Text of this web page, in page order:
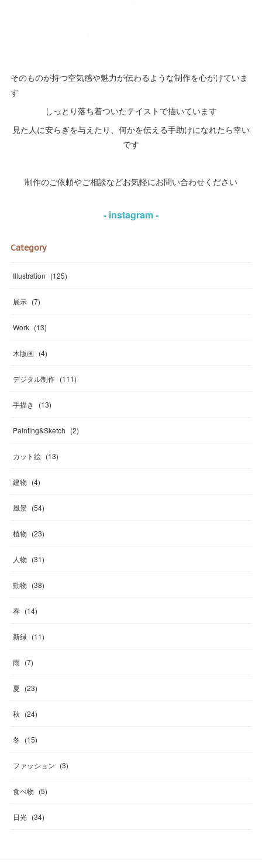
そのものが持つ空気感や魅力が伝わるような制作を心がけていま
す
しっとり落ち着ついたテイストで描いています
見た人に安らぎを与えたり、何かを伝える手助けになれたら幸い
です
制作のご依頼やご相談などお気軽にお問い合わせください
- instagram -
Category
Illustration (125)
展示 (7)
Work (13)
木版画 (4)
デジタル制作 (111)
手描き (13)
Painting&Sketch (2)
カット絵 (13)
建物 (4)
風景 (54)
植物 (23)
人物 (31)
動物 (38)
春 (14)
新緑 (11)
雨 (7)
夏 (23)
秋 (24)
冬 (15)
ファッション (3)
食べ物 (5)
日光 (34)